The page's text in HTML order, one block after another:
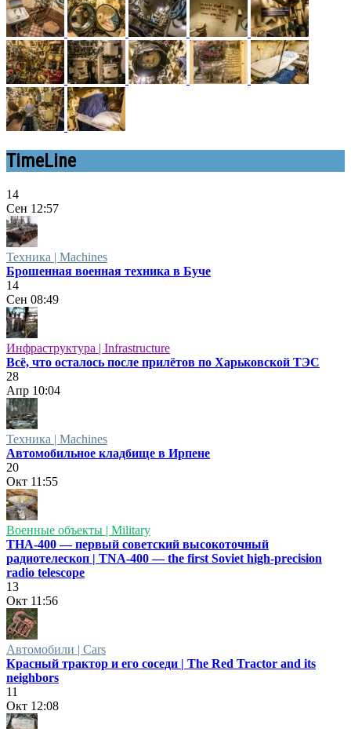
TimeLine
14
Сен 12:57
Техника | Machines
Брошенная военная техника в Буче
14
Сен 08:49
Инфраструктура | Infrastructure
Всё, что осталось после прилётов по Харьковской ТЭС
28
Апр 10:04
Техника | Machines
Автомобильное кладбище в Ирпене
20
Окт 11:55
Военные объекты | Military
ТНА-400 — первый советский высокоточный
радиотелескоп | TNA-400 — the first Soviet high-precision
radio telescope
13
Окт 11:56
Автомобили | Cars
Красный трактор и его соседи | The Red Tractor and its
neighbors
11
Окт 12:08